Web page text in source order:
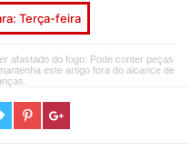
Terça-feira
afastado do fogo. Pode conter peças
este artigo fora do alcance de